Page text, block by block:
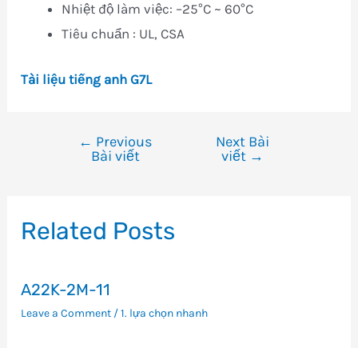
Nhiệt độ làm việc: –25°C ~ 60°C
Tiêu chuẩn : UL, CSA
Tài liệu tiếng anh G7L
viết
← Previous
Bài viết
Next Bài
viết →
Related Posts
A22K-2M-11
Leave a Comment /1. lựa chọn nhanh